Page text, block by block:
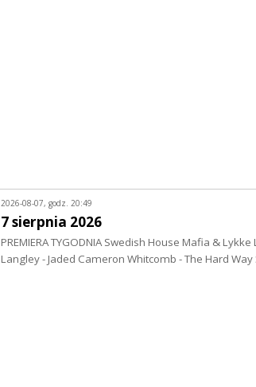
2026-08-07, godz. 20:49
7 sierpnia 2026
PREMIERA TYGODNIA Swedish House Mafia &
Langley - Jaded Cameron Whitcomb - The Hard Way